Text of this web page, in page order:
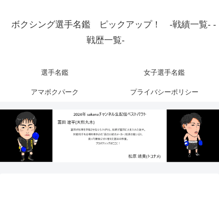
ボクシング選手名鑑 ピックアップ！ -戦績一覧- -
戦歴一覧-
選手名鑑 女子選手名鑑
アマボクパーク プライバシーポリシー